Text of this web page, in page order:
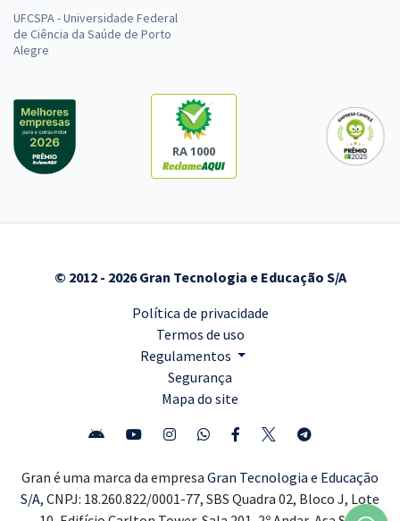
UFCSPA - Universidade Federal
de Ciência da Saúde de Porto
Alegre
RA 1000
© 2012 - 2026 Gran Tecnologia e Educação S/A
Política de privacidade
Termos de uso
Regulamentos
Segurança
Mapa do site
Gran é uma marca da empresa Gran Tecnologia e Educação
S/A, CNPJ: 18.260.822/0001-77, SBS Quadra 02, Bloco J, Lote